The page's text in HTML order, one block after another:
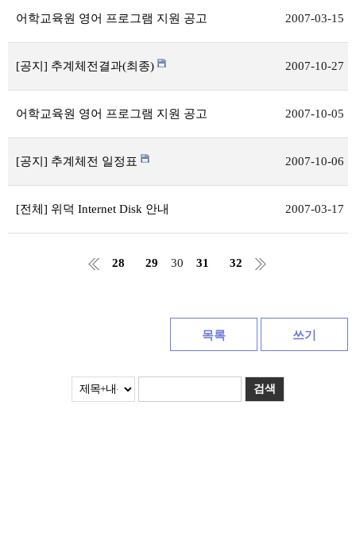
어학교육원 영어 프로그램 지원 공고 2007-03-15
[공지] 추계체전결과(최종) 2007-10-27
어학교육원 영어 프로그램 지원 공고 2007-10-05
[공지] 추계체전 일정표 2007-10-06
[전체] 위덕 Internet Disk 안내 2007-03-17
28 29 30 31 32
목록 쓰기
검색